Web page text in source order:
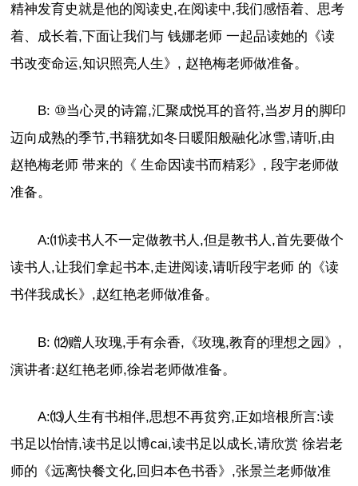
精神发育史就是他的阅读史,在阅读中,我们感悟着、思考
着、成长着,下面让我们与 钱娜老师 一起品读她的《读
书改变命运,知识照亮人生》, 赵艳梅老师做准备。
B: ⑩当心灵的诗篇,汇聚成悦耳的音符,当岁月的脚印
迈向成熟的季节,书籍犹如冬日暖阳般融化冰雪,请听,由
赵艳梅老师 带来的《 生命因读书而精彩》, 段宇老师做
准备。
A:⑾读书人不一定做教书人,但是教书人,首先要做个
读书人,让我们拿起书本,走进阅读,请听段宇老师 的《读
书伴我成长》,赵红艳老师做准备。
B: ⑿赠人玫瑰,手有余香,《玫瑰,教育的理想之园》,
演讲者:赵红艳老师,徐岩老师做准备。
A:⒀人生有书相伴,思想不再贫穷,正如培根所言:读
书足以怡情,读书足以博cai,读书足以成长,请欣赏 徐岩老
师的《远离快餐文化,回归本色书香》,张景兰老师做准